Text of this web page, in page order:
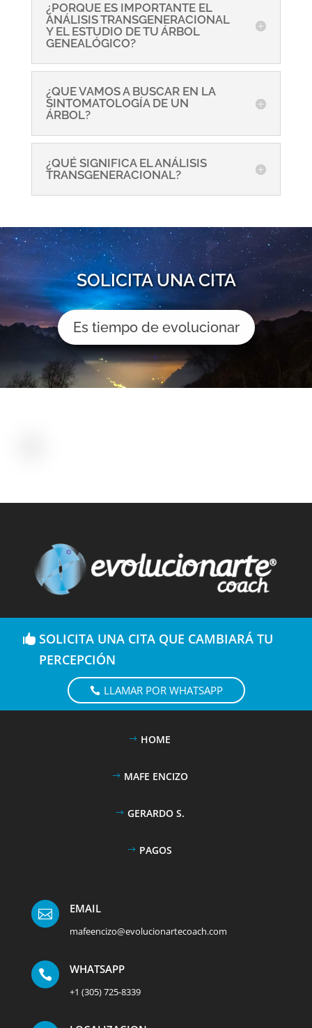
¿PORQUE ES IMPORTANTE EL
ANÁLISIS TRANSGENERACIONAL
Y EL ESTUDIO DE TU ÁRBOL
GENEALÓGICO?
¿QUE VAMOS A BUSCAR EN LA
SINTOMATOLOGÍA DE UN
ÁRBOL?
¿QUÉ SIGNIFICA EL ANÁLISIS
TRANSGENERACIONAL?
SOLICITA UNA CITA
Es tiempo de evolucionar
SOLICITA UNA CITA QUE CAMBIARÁ TU
PERCEPCIÓN
LLAMAR POR WHATSAPP
HOME
MAFE ENCIZO
GERARDO S.
PAGOS
 EMAIL
mafeencizo@evolucionartecoach.com
 WHATSAPP
+1 (305) 725-8339